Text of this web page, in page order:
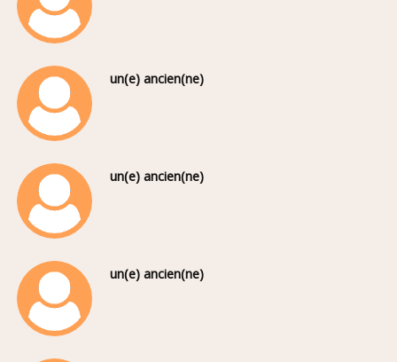
un(e) ancien(ne)
un(e) ancien(ne)
un(e) ancien(ne)